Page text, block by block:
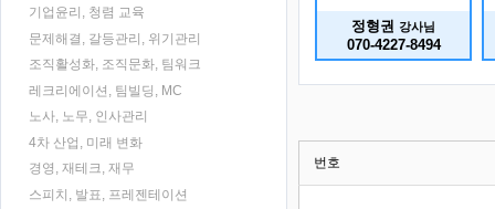
기업윤리, 청렴 교육
문제해결, 갈등관리, 위기관리
조직활성화, 조직문화, 팀워크
레크리에이션, 팀빌딩, MC
노사, 노무, 인사관리
4차 산업, 미래 변화
경영, 재테크, 재무
스피치, 발표, 프레젠테이션
정형권 강사님
070-4227-8494
번호